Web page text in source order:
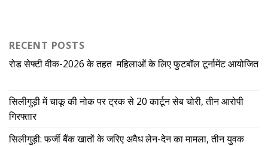
RECENT POSTS
रोड सेफ्टी वीक-2026 के तहत महिलाओं के लिए फुटबॉल टूर्नामेंट आयोजित
सिलीगुड़ी में चाकू की नोक पर ट्रक से 20 कार्टून सेब चोरी, तीन आरोपी
गिरफ्तार
सिलीगुड़ी: फर्जी बैंक खातों के जरिए अवैध लेन-देन का मामला, तीन युवक